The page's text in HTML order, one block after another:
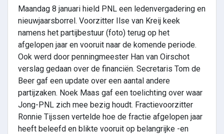
Maandag 8 januari hield PNL een ledenvergadering en
nieuwjaarsborrel. Voorzitter Ilse van Kreij keek
namens het partijbestuur (foto) terug op het
afgelopen jaar en vooruit naar de komende periode.
Ook werd door penningmeester Han van Oirschot
verslag gedaan over de financiën. Secretaris Tom de
Beer gaf een update over een aantal andere
partijzaken. Noek Maas gaf een toelichting over waar
Jong-PNL zich mee bezig houdt. Fractievoorzitter
Ronnie Tijssen vertelde hoe de fractie afgelopen jaar
heeft beleefd en blikte vooruit op belangrijke -en